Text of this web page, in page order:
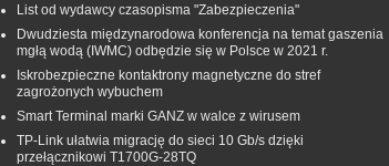
List od wydawcy czasopisma "Zabezpieczenia"
Dwudziesta międzynarodowa konferencja na temat gaszenia
mgłą wodą (IWMC) odbędzie się w Polsce w 2021 r.
Iskrobezpieczne kontaktrony magnetyczne do stref
zagrożonych wybuchem
Smart Terminal marki GANZ w walce z wirusem
TP-Link ułatwia migrację do sieci 10 Gb/s dzięki
przełącznikowi T1700G‑28TQ